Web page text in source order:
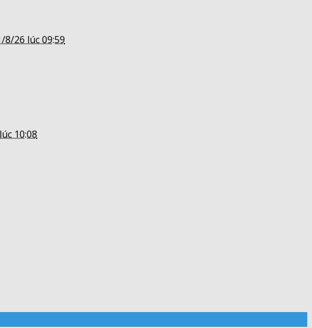
8/26 lúc 09:59
10:08